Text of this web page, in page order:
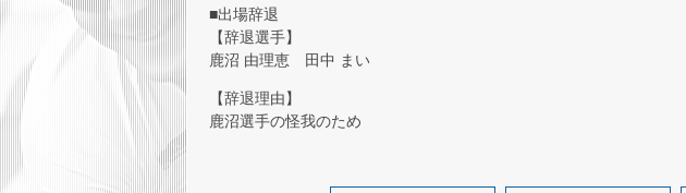
■出場辞退
【辞退選手】
鹿沼 由理恵 田中 まい
【辞退理由】
鹿沼選手の怪我のため